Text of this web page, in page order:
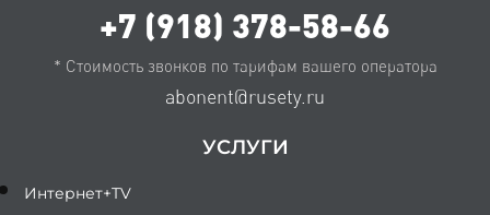
+7 (918) 378-58-66
* Стоимость звонков по тарифам вашего оператора
abonent@rusety.ru
УСЛУГИ
Интернет+TV